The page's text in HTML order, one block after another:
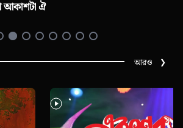
ঐ
আরও ❯